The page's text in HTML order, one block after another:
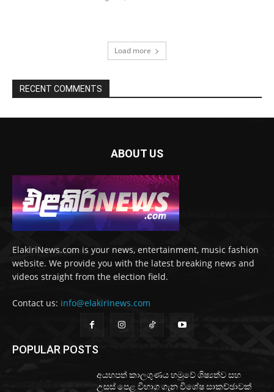
Load more
RECENT COMMENTS
ABOUT US
ElakiriNews.com is your news, entertainment, music fashion
website. We provide you with the latest breaking news and
videos straight from the election field.
Contact us: info@elakirinews.com
POPULAR POSTS
අයහපත් කාලගුණය හමුවේ ශිෂ්‍යත්ව සහ
උසස් පෙළ විභාග ගැන විශේෂ සාකච්ඡාවක්